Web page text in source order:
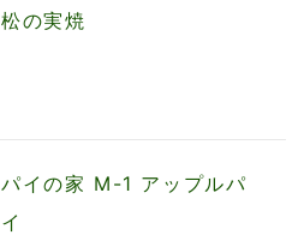
松の実焼
パイの家 M-1 アップルパ
イ